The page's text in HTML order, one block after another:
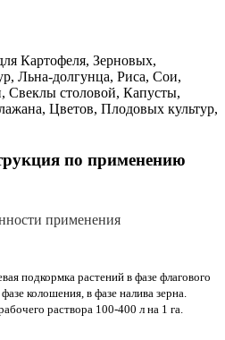
Картофеля, Зерновых,
Льна-долгунца, Риса, Сои,
Свеклы столовой, Капусты,
Цветов, Плодовых культур,
по применению
применения
подкормка растений в фазе флагового
фазе колошения, в фазе налива зерна.
раствора 100-400 л на 1 га.